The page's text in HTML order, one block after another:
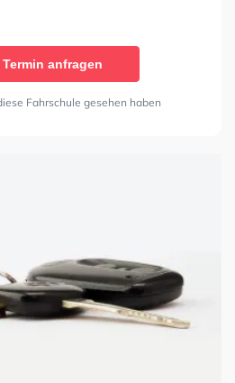
Termin anfragen
Fahrschule gesehen haben